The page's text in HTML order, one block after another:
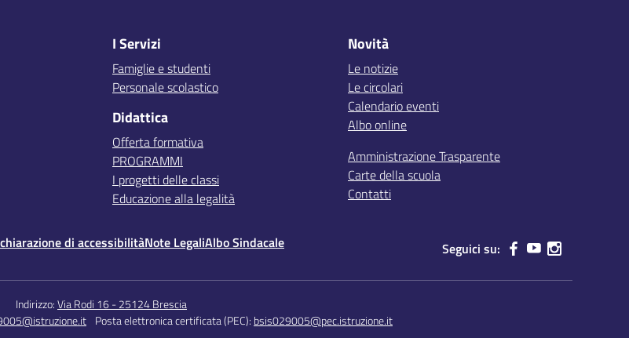
I Servizi
Famiglie e studenti
Personale scolastico
Didattica
Offerta formativa
PROGRAMMI
I progetti delle classi
Educazione alla legalità
Novità
Le notizie
Le circolari
Calendario eventi
Albo online
Amministrazione Trasparente
Carte della scuola
Contatti
di accessibilitàNote LegaliAlbo Sindacale Seguici su:
Indirizzo:Via Rodi 16 - 25124 Brescia
Posta elettronica certificata (PEC): bsis029005@pec.istruzione.it